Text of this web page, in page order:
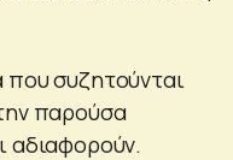
συζητούνται
παρούσα
αδιαφορούν.